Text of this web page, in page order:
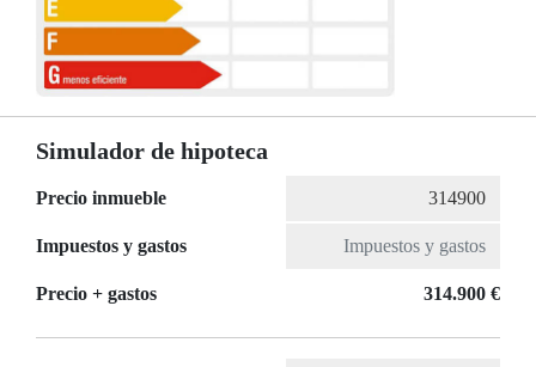
Simulador de hipoteca
Precio inmueble
Impuestos y gastos
Precio + gastos 314.900 €